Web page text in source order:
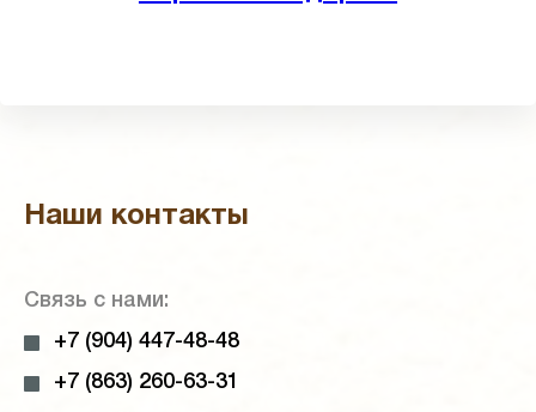
Наши контакты
Связь с нами:
+7 (904) 447-48-48
+7 (863) 260-63-31